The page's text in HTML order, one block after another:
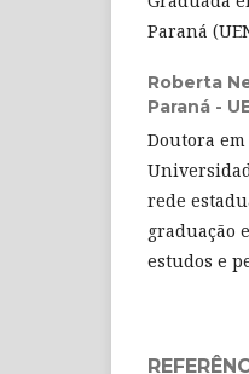
Paraná
Roberta
Paraná -
Doutora
rede
graduação
estudos e